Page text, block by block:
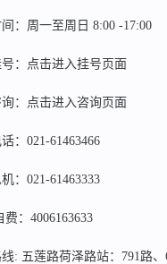
：周一至周日 8:00 -17:00
： 点击进入挂号页面
： 点击进入咨询页面
： 021-61463466
： 021-61463333
： 4006163633
: 五莲路荷泽路站：791路、